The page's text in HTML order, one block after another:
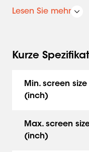
integrierten
Lesen Sie mehr
Kurze
Min. screen size
(inch)
Max. screen
(inch)